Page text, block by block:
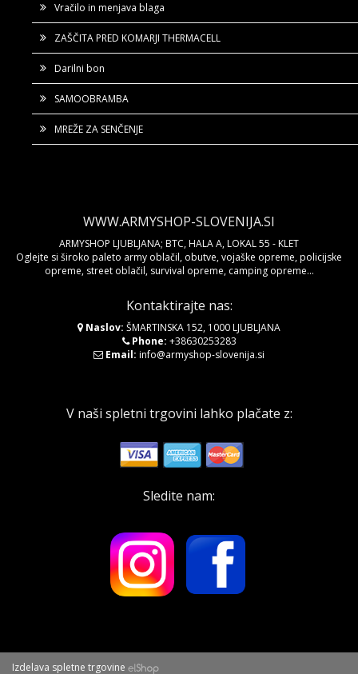
Vračilo in menjava blaga
ZAŠČITA PRED KOMARJI THERMACELL
Darilni bon
SAMOOBRAMBA
MREŽE ZA SENČENJE
WWW.ARMYSHOP-SLOVENIJA.SI
ARMYSHOP LJUBLJANA; BTC, HALA A, LOKAL 55 - KLET
Oglejte si široko paleto army oblačil, obutve, vojaške opreme, policijske
opreme, street oblačil, survival opreme, camping opreme...
Kontaktirajte nas:
Naslov: ŠMARTINSKA 152, 1000 LJUBLJANA
Phone: +38630253283
Email: info@armyshop-slovenija.si
V naši spletni trgovini lahko plačate z:
Sledite nam:
Izdelava spletne trgovine